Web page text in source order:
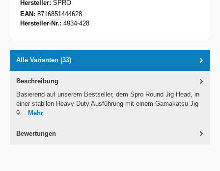
Hersteller: SPRO
EAN: 8716851444628
Hersteller-Nr.: 4934-428
Alle Varianten (33)
Beschreibung
Basierend auf unserem Bestseller, dem Spro Round Jig Head, in
einer stabilen Heavy Duty Ausführung mit einem Gamakatsu Jig
9… Mehr
Bewertungen